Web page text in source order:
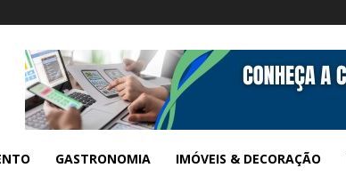
GASTRONOMIA IMÓVEIS & DECORAÇÃO